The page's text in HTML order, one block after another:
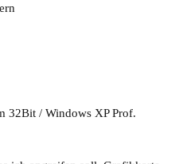
32Bit / Windows XP Prof.